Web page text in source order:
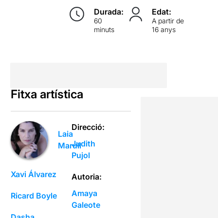
Durada:
60
minuts
Edat:
A partir de
16 anys
Fitxa artística
Laia
Marull
Xavi Álvarez
Ricard Boyle
Direcció:
Judith
Pujol
Autoria:
Amaya
Galeote